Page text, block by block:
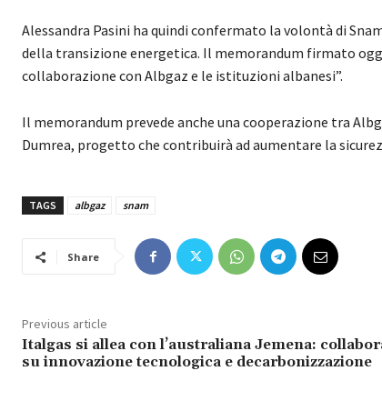
Alessandra Pasini ha quindi confermato la volontà di
della transizione energetica. Il memorandum firmato
collaborazione con Albgaz e le istituzioni albanesi”.
Il memorandum prevede anche una cooperazione tra
Dumrea, progetto che contribuirà ad aumentare la
TAGS albgaz snam
Share
Previous article
Italgas si allea con l’australiana Jemena:
su innovazione tecnologica e decarbonizzazione